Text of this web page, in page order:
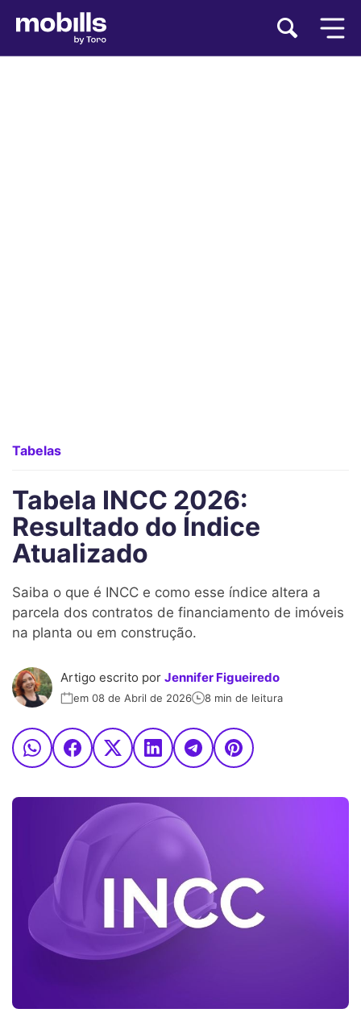
Tabelas
Tabela INCC 2026:
Resultado do Índice
Atualizado
Saiba o que é INCC e como esse índice altera a
parcela dos contratos de financiamento de imóveis
na planta ou em construção.
Artigo escrito por Jennifer Figueiredo
em 08 de Abril de 2026 8 min de leitura